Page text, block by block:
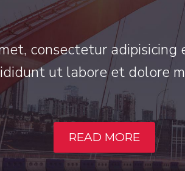
consectetur
ut labore et dolore
READ MORE